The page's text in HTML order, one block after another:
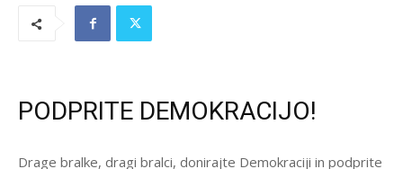
PODPRITE DEMOKRACIJO!
Drage bralke, dragi bralci, donirajte Demokraciji in podprite